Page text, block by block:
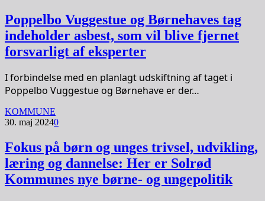
Poppelbo Vuggestue og Børnehaves tag
indeholder asbest, som vil blive fjernet
forsvarligt af eksperter
I forbindelse med en planlagt udskiftning af taget i
Poppelbo Vuggestue og Børnehave er der…
KOMMUNE
30. maj 20240
Fokus på børn og unges trivsel, udvikling,
læring og dannelse: Her er Solrød
Kommunes nye børne- og ungepolitik